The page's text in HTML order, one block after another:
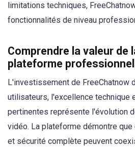
limitations techniques,
fonctionnalités de niveau
Comprendre la valeur de
plateforme
L'investissement de FreeChatnow
utilisateurs, l'excellence technique
pertinentes représente l'évolution
vidéo. La plateforme démontre
et sécurité complète peuvent